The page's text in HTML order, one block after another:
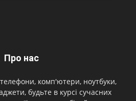
Про нас
комп'ютери, ноутбуки,
будьте в курсі сучасних